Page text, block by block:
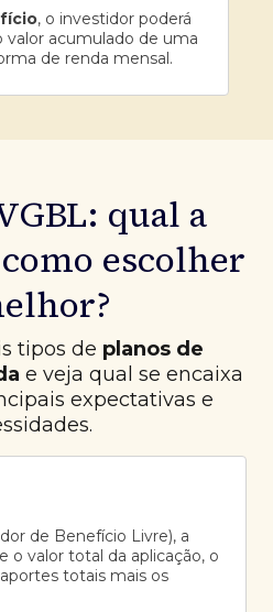
, o investidor poderá
valor acumulado de uma
de renda mensal.
qual a
escolher
tipos de planos de
e veja qual se encaixa
expectativas e
de Benefício Livre), a
o valor total da aplicação, o
totais mais os